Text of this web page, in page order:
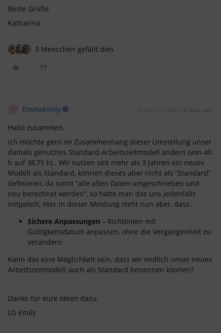
Beste Grüße
Katharina
3 Menschen gefällt dies
EmmaEmily Forum|Forum|16 days ago
Hallo zusammen,
ich möchte gern im Zusammenhang dieser Umstellung unser
damals genutztes Standard-Arbeitszeitmodell ändern (von 40
h auf 38,75 h) . Wir nutzen seit mehr als 3 Jahren ein neues
Modell als Standard, können dieses aber nicht als “Standard”
definieren, da sonst “alle alten Daten umgeschrieben und
neu berechnet werden”, so hatte man das uns jedenfalls
mitgeteilt, Hier in dieser Meldung steht nun aber, dass:
Sichere Anpassungen – Richtlinien mit
Gültigkeitsdatum anpassen, ohne die Vergangenheit zu
verändern
Kann das eine Möglichkeit sein, dass wir endlich unser neues
Arbeitszeitmodell auch als Standard benennen können?
Danke für eure Ideen dazu.
LG Emily